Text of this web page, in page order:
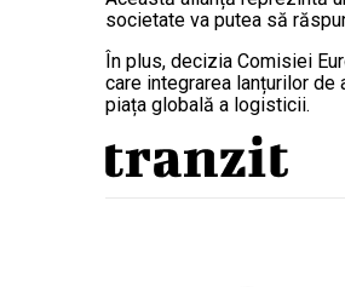
societate va putea să
În plus, decizia Comisiei
care integrarea lanțurilor
piața globală a logisticii.